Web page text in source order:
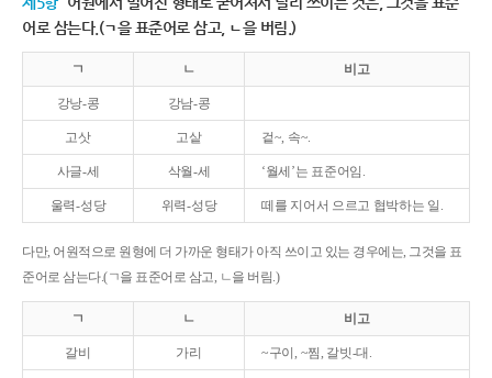
어로 삼는다.(ㄱ을 표준어로 삼고, ㄴ을 버림.)
ㄱ ㄴ 비고
강낭-콩 강남-콩
고삿 고샅 겉~, 속~.
사글-세 삭월-세 ‘월세’는 표준어임.
울력-성당 위력-성당 떼를 지어서 으르고 협박하는 일.
다만, 어원적으로 원형에 더 가까운 형태가 아직 쓰이고 있는 경우에는, 그것을 표
준어로 삼는다.(ㄱ을 표준어로 삼고, ㄴ을 버림.)
ㄱ ㄴ 비고
갈비 가리 ~구이, ~찜, 갈빗-대.